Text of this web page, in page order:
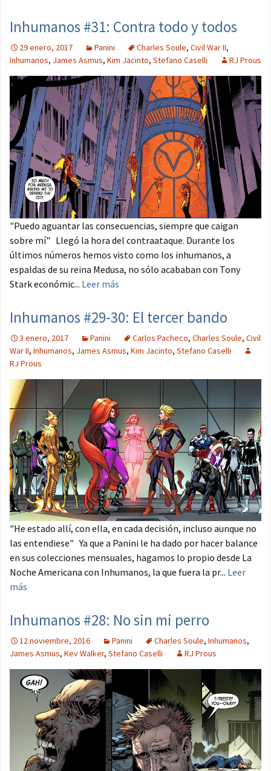
Inhumanos #31: Contra todo y todos
29 enero, 2017 Panini Charles Soule, Civil War II,
Inhumanos, James Asmus, Kim Jacinto, Stefano Caselli RJ Prous
"Puedo aguantar las consecuencias, siempre que caigan
sobre mí" Llegó la hora del contraataque. Durante los
últimos números hemos visto como los inhumanos, a
espaldas de su reina Medusa, no sólo acababan con Tony
Stark económic... Leer más
Inhumanos #29-30: El tercer bando
3 enero, 2017 Panini Carlos Pacheco, Charles Soule, Civil
War II, Inhumanos, James Asmus, Kim Jacinto, Stefano Caselli
RJ Prous
"He estado allí, con ella, en cada decisión, incluso aunque no
las entendiese" Ya que a Panini le ha dado por hacer balance
en sus colecciones mensuales, hagamos lo propio desde La
Noche Americana con Inhumanos, la que fuera la pr... Leer
más
Inhumanos #28: No sin mi perro
12 noviembre, 2016 Panini Charles Soule, Inhumanos,
James Asmus, Kev Walker, Stefano Caselli RJ Prous